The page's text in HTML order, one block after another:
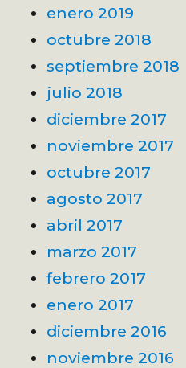
enero 2019
octubre 2018
septiembre 2018
julio 2018
diciembre 2017
noviembre 2017
octubre 2017
agosto 2017
abril 2017
marzo 2017
febrero 2017
enero 2017
diciembre 2016
noviembre 2016